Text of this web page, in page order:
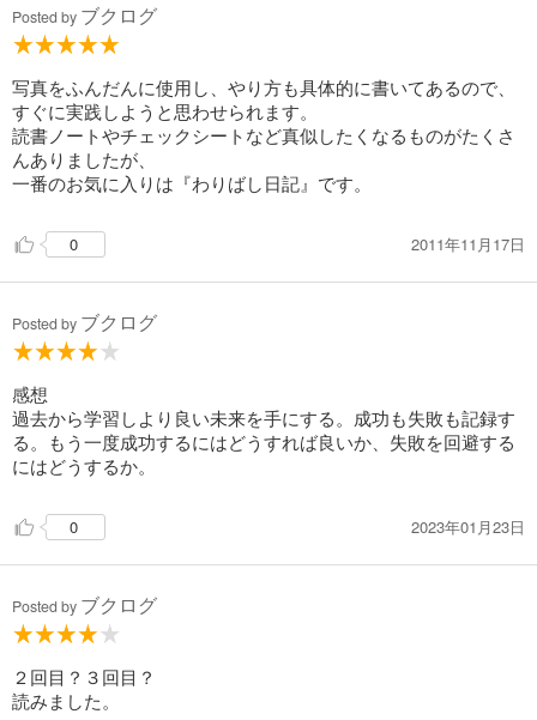
ると思います。
Posted by ブクログ
写真をふんだんに使用し、やり方も具体的に書いてあるので、
すぐに実践しようと思わせられます。
読書ノートやチェックシートなど真似したくなるものがたくさ
んありましたが、
一番のお気に入りは『わりばし日記』です。
0 2011年11月17日
Posted by ブクログ
感想
過去から学習しより良い未来を手にする。成功も失敗も記録す
る。もう一度成功するにはどうすれば良いか、失敗を回避する
にはどうするか。
0 2023年01月23日
Posted by ブクログ
２回目？３回目？
読みました。